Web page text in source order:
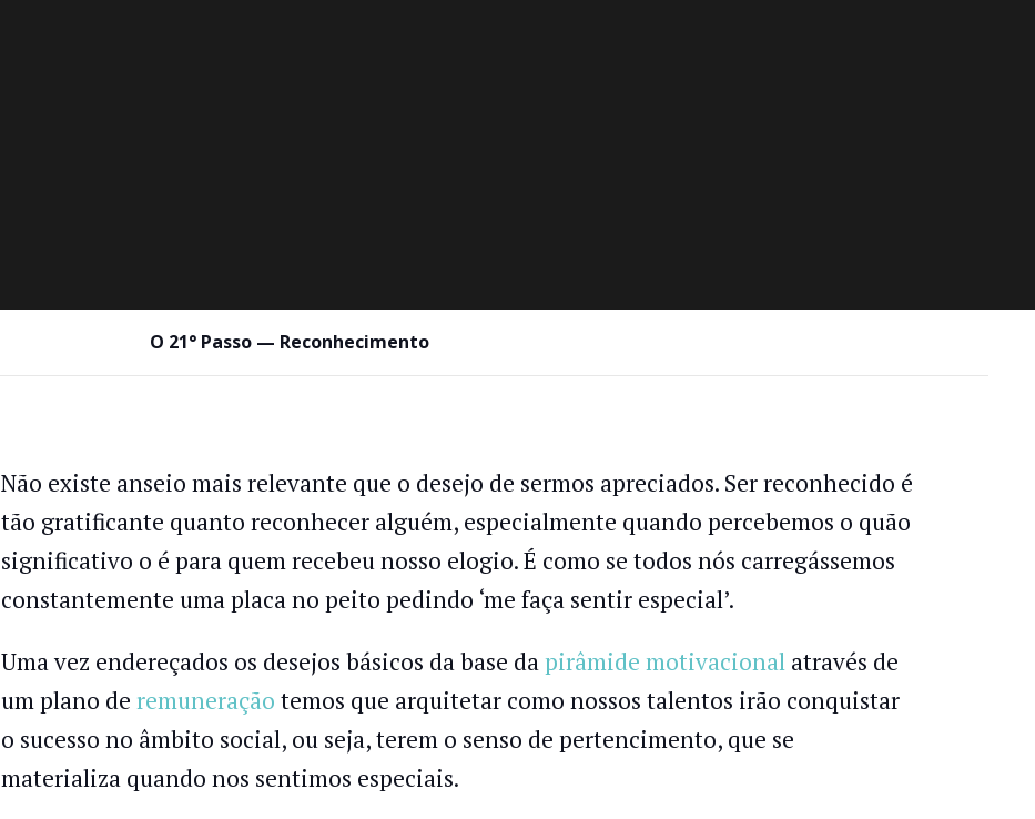
O 21° Passo — Reconhecimento
Não existe anseio mais relevante que o desejo de sermos apreciados. Ser reconhecido é
tão gratificante quanto reconhecer alguém, especialmente quando percebemos o quão
significativo o é para quem recebeu nosso elogio. É como se todos nós carregássemos
constantemente uma placa no peito pedindo ‘me faça sentir especial’.
Uma vez endereçados os desejos básicos da base dapirâmide motivacionalatravés de
um plano de remuneração temos que arquitetar como nossos talentos irão conquistar
o sucesso no âmbito social, ou seja, terem o senso de pertencimento, que se
materializa quando nos sentimos especiais.